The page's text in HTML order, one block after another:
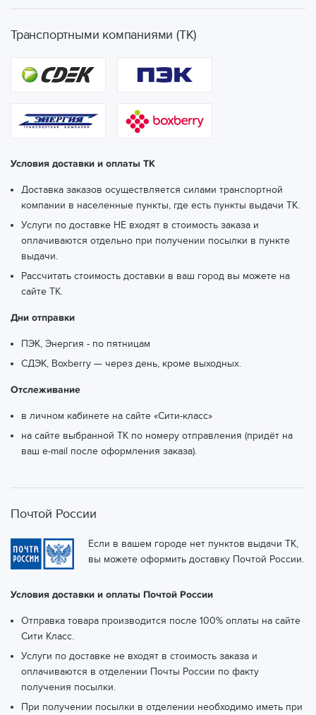
Транспортными компаниями (ТК)
Условия доставки и оплаты ТК
Доставка заказов осуществляется силами транспортной
компании в населенные пункты, где есть пункты выдачи ТК.
Услуги по доставке НЕ входят в стоимость заказа и
оплачиваются отдельно при получении посылки в пункте
выдачи.
Рассчитать стоимость доставки в ваш город вы можете на
сайте ТК.
Дни отправки
ПЭК, Энергия - по пятницам
СДЭК, Boxberry — через день, кроме выходных.
Отслеживание
в личном кабинете на сайте «Сити-класс»
на сайте выбранной ТК по номеру отправления (придёт на
ваш e-mail после оформления заказа).
Почтой России
Если в вашем городе нет пунктов выдачи ТК,
вы можете оформить доставку Почтой России.
Условия доставки и оплаты Почтой России
Отправка товара производится после 100% оплаты на сайте
Сити Класс.
Услуги по доставке не входят в стоимость заказа и
оплачиваются в отделении Почты России по факту
получения посылки.
При получении посылки в отделении необходимо иметь при